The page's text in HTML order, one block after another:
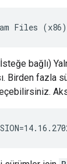
bağlı)
Birden fazla